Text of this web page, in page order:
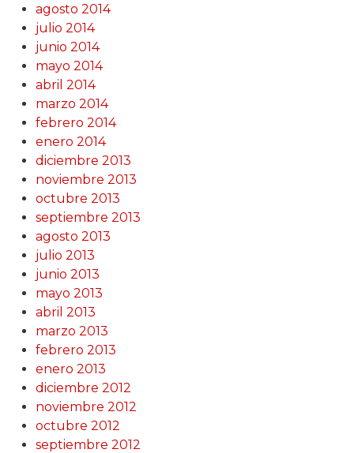
agosto 2014
julio 2014
junio 2014
mayo 2014
abril 2014
marzo 2014
febrero 2014
enero 2014
diciembre 2013
noviembre 2013
octubre 2013
septiembre 2013
agosto 2013
julio 2013
junio 2013
mayo 2013
abril 2013
marzo 2013
febrero 2013
enero 2013
diciembre 2012
noviembre 2012
octubre 2012
septiembre 2012